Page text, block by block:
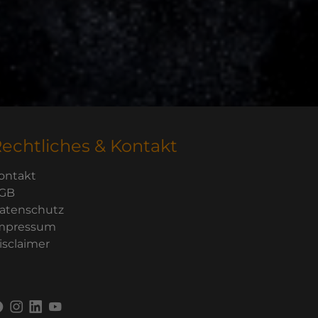
& Kontakt